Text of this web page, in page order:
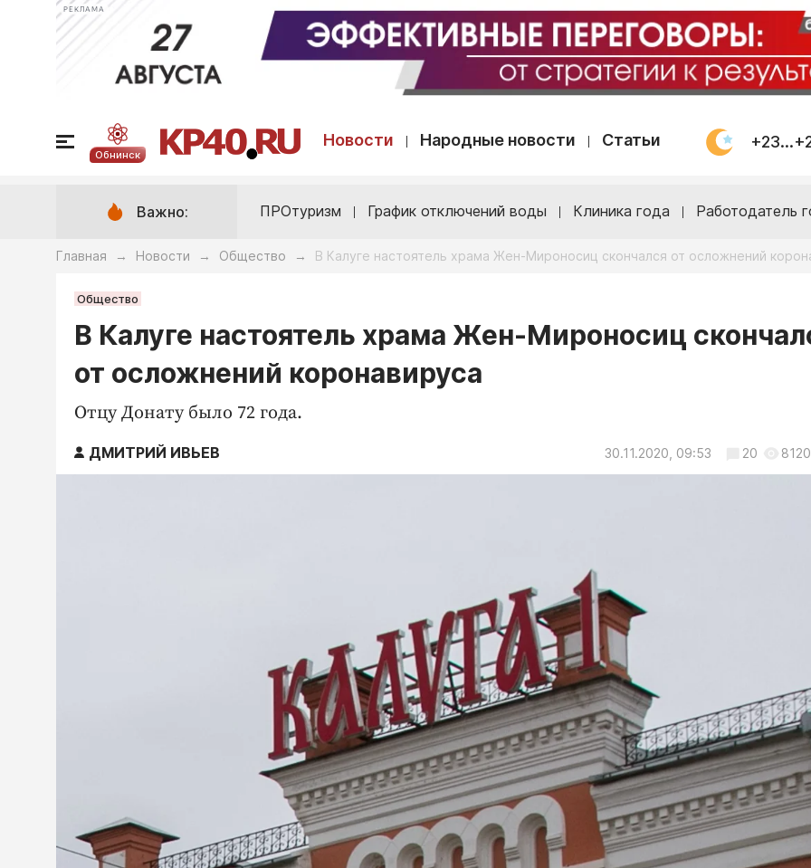
РЕКЛАМА
Обнинск
Новости Народные новости Статьи
Важно: ПРОтуризм График отключений воды Клиника года Работодатель
Главная → Новости → Общество → В Калуге настоятель храма Жен-Мироносиц скончался от осложнений
Общество
В Калуге настоятель храма Жен-Мироносиц
от осложнений коронавируса
Отцу Донату было 72 года.
ДМИТРИЙ ИВЬЕВ 30.11.2020, 09:53 20 8120